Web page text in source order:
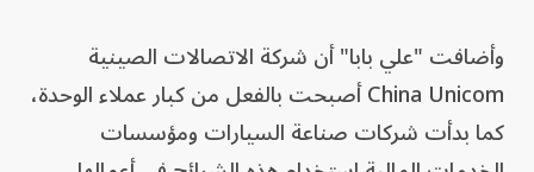
وأضافت "علي بابا" أن شركة الاتصالات الصينية
China Unicom أصبحت بالفعل من كبار عملاء الوحدة،
كما بدأت شركات صناعة السيارات ومؤسسات